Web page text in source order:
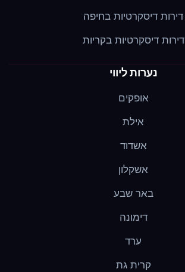
דירות דיסקרטיות בחיפה
דירות דיסקרטיות בקריות
נערות ליווי
אופקים
אילת
אשדוד
אשקלון
באר שבע
דימונה
ערד
קרית גת